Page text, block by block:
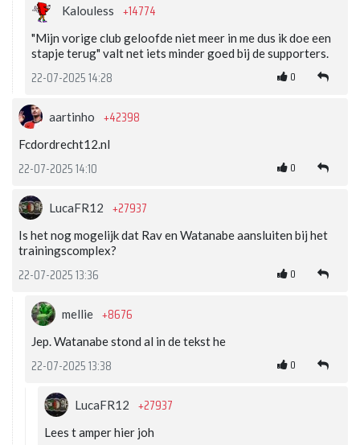
Kalouless +14774
"Mijn vorige club geloofde niet meer in me dus ik doe een
stapje terug" valt net iets minder goed bij de supporters.
22-07-2025 14:28 0
aartinho +42398
Fcdordrecht12.nl
22-07-2025 14:10 0
LucaFR12 +27937
Is het nog mogelijk dat Rav en Watanabe aansluiten bij het
trainingscomplex?
22-07-2025 13:36 0
mellie +8676
Jep. Watanabe stond al in de tekst he
22-07-2025 13:38 0
LucaFR12 +27937
Lees t amper hier joh